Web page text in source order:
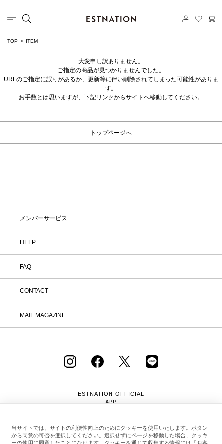
TOP ITEM
大変申し訳ありません。
ご指定の商品が見つかりませんでした。
URLのご指定に誤りがあるか、更新等に伴い削除されてしまった可能性がありま
す。
お手数とは思いますが、下記リンクからサイトへ移動してください。
トップページへ
メンバーサービス
HELP
FAQ
CONTACT
MAIL MAGAZINE
ESTNATION OFFICIAL
APP
当サイトでは、サイトの利便性向上のためにクッキーを使用いたします。ボタン
から同意の可否を選択してください。選択せずにページを移動した場合、クッキ
ーの使用に同意したことになります。クッキーを通じて収集する情報には「お客